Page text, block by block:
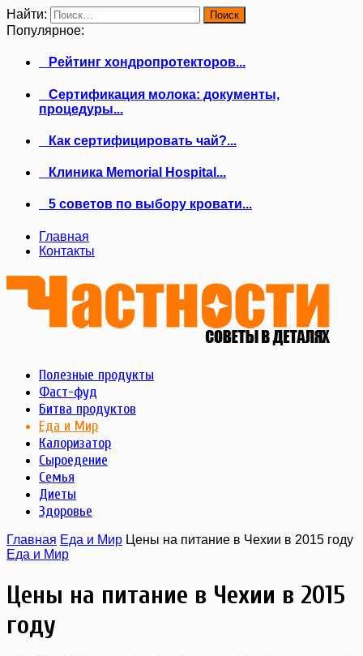
Найти:
Популярное:
Рейтинг хондропротекторов...
Сертификация молока: документы,
процедуры...
Как сертифицировать чай?...
Клиника Memorial Hospital...
5 советов по выбору кровати...
Главная
Контакты
Полезные продукты
Фаст-фуд
Битва продуктов
Еда и Мир
Калоризатор
Сыроедение
Семья
Диеты
Здоровье
Главная Еда и Мир Цены на питание в Чехии в 2015 году
Еда и Мир
Цены на питание в Чехии в 2015
году